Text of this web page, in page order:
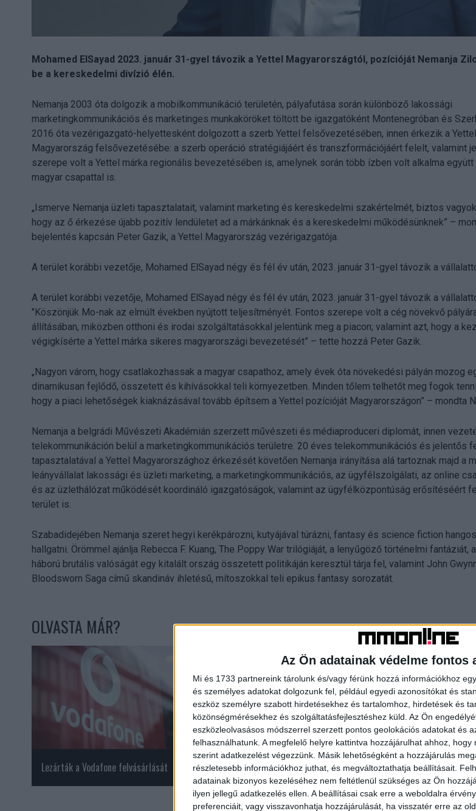
Az Ön adatainak védelme fontos
Mi és 1733 partnereink tárolunk és/vagy férünk hozzá információkhoz
és személyes adatokat dolgozunk fel, például egyedi azonosítókat és
eszköz személyre szabott hirdetésekhez és tartalomhoz, hirdetések és
közönségmérésekhez és szolgáltatásfejlesztéshez küld. Az Ön
eszközleolvasásos módszerrel szerzett pontos geolokációs adatokat és
felhasználhatunk. A megfelelő helyre kattintva hozzájárulhat ahhoz,
szerint adatkezelést végezzünk. Másik lehetőségként a hozzájárulás
részletesebb információkhoz juthat, és megváltoztathatja beállításait.
adatainak bizonyos kezeléséhez nem feltétlenül szükséges az Ön
ilyen jellegű adatkezelés ellen. A beállításai csak erre a weboldalra
preferenciáit, vagy visszavonhatja hozzájárulását, ha visszatér erre az
Mohamed ElSayad 2023. január 31-gyel távozik a Yettel Magyarországtól, pozícióját Nemanja
be a kereskedelmi divízió élén.
Nemanja 2003 óta dolgozik a mobilkommunikáció területén, pályafutása során különböző lakossági
marketingkommunikációs és marketinges munkaköröket töltött be igazgatóként Montenegróban és
2016 óta vezérigazgató-helyettesként dolgozott a szerb Yettel felsővezetésében, innen érkezik a Yettel
Magyarország felsővezetésébe: a szerb operáció stratégiájáért és transzformációjáért felelt, valamint
szerepe volt a Yettel márka regionális bevezetésében is, amelynek során több ízben volt alkalma
magyar csapattal is.
„Ismerve Nemanja üzleti tapasztalatait, valamint marketing és kereskedelmi szakértelmét, biztos
hogy az ő érkezése újabb pozitív lendületet ad a márkánknak és a kereskedelmi működésünknek” –
bejelentés kapcsán Peter Gazik, a Yettel Magyarország vezérigazgatója.
A terület korábbi vezetője, Mohamed ElSayad négy és fél év után, 2023. január 31-gyel távozik a
A terület korábbi vezetője, Mohamed ElSayad négy és fél év után, 2023. január 31-gyel távozik a
"Köszönjük Mo-nak az elmúlt években nyújtott teljesítményét. Fontos szerepe volt a cég növekvő
állításában, miközben otthoni és irodai szolgáltatásokkal jelentünk meg a piacon; valamint azt, hogy a
végigkísérte a Yettel márka sikeres magyarországi bevezetését” – tette hozzá Peter Gazik.
„Nagyon várom, hogy csatlakozhassak a magyar csapathoz, amely évek óta növekedési pályán mozog
dinamikusan fejlődő, összetett és kihívásokkal teli környezetben. Minden tőlem telhetőt meg fogok
hogy a piaci lehetőségek kiaknázásával tovább építsem a Yettel pozícióját Magyarországon” – mondta
Nemanja a belgrádi Művészeti Akadémián szerzett művészeti és médiaproduceri diplomát, innen
telekommunikáción belül a marketingkommunikációs területre. 20 éves telekommunikációs és jelentős
tapasztalatával a Yettel Magyarországhoz érkezését követően Nemanja irányítása alá tartoznak majd a
leányvállalat lakossági és üzleti marketing, a marketingkommunikációs, az ügyfélszolgálati, az online
és az üzlethálózat működését koordináló igazgatóságok, valamint az ügyfélközpontúság erősítéséért
terület is.
Szabadidejében Nemanja szeret hegyi kerékpározni, kutyájával túrázni, fantasy és science fiction
hallgatni. Örömmel ajánlja Rebecca F. Kuang, The Poppy War trilógiáját, a lenyűgöző történelmi fantáziát,
háború brutális valóságát egy kitalált ország összetett politikáján keresztül tárja fel, valamint John
Bloodsworn Saga című skandináv ihletésű, mítoszokkal teli epikus fantasy sorozatát.
OLVASTA MÁR?
Lezárták a Vodafone felvásárlását
Az elegáns okosórák a
legnépszerűbbek
„Izgalmas 2023 elé nézünk” –
interjú Németh Károllyal